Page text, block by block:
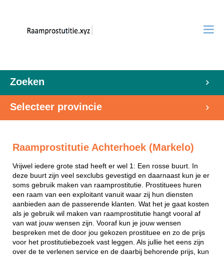
Zoeken
Selecteer provincie
Raamprostitutie Achterhoek (Markelo)
Vrijwel iedere grote stad heeft er wel 1: Een rosse buurt. In
deze buurt zijn veel sexclubs gevestigd en daarnaast kun je er
soms gebruik maken van raamprostitutie. Prostituees huren
een raam van een exploitant vanuit waar zij hun diensten
aanbieden aan de passerende klanten. Wat het je gaat kosten
als je gebruik wil maken van raamprostitutie hangt vooral af
van wat jouw wensen zijn. Vooraf kun je jouw wensen
bespreken met de door jou gekozen prostituee en zo de prijs
voor het prostitutiebezoek vast leggen. Als jullie het eens zijn
over de te verlenen service en de daarbij behorende prijs, kun